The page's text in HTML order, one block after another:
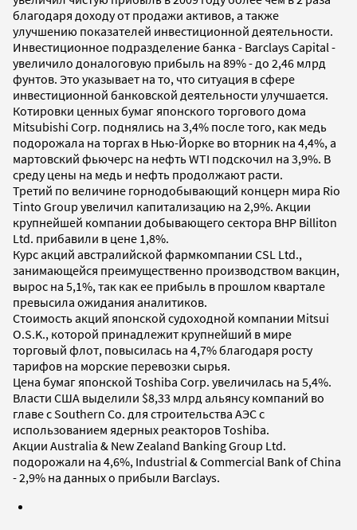
благодаря доходу от продажи активов, а также
улучшению показателей инвестиционной деятельности.
Инвестиционное подразделение банка - Barclays Capital -
увеличило доналоговую прибыль на 89% - до 2,46 млрд
фунтов. Это указывает на то, что ситуация в сфере
инвестиционной банковской деятельности улучшается.
Котировки ценных бумаг японского торгового дома
Mitsubishi Corp. поднялись на 3,4% после того, как медь
подорожала на торгах в Нью-Йорке во вторник на 4,4%, а
мартовский фьючерс на нефть WTI подскочил на 3,9%. В
среду цены на медь и нефть продолжают расти.
Третий по величине горнодобывающий концерн мира Rio
Tinto Group увеличил капитализацию на 2,9%. Акции
крупнейшей компании добывающего сектора BHP Billiton
Ltd. прибавили в цене 1,8%.
Курс акций австралийской фармкомпании CSL Ltd.,
занимающейся преимущественно производством вакцин,
вырос на 5,1%, так как ее прибыль в прошлом квартале
превысила ожидания аналитиков.
Стоимость акций японской судоходной компании Mitsui
O.S.K., которой принадлежит крупнейший в мире
торговый флот, повысилась на 4,7% благодаря росту
тарифов на морские перевозки сырья.
Цена бумаг японской Toshiba Corp. увеличилась на 5,4%.
Власти США выделили $8,33 млрд альянсу компаний во
главе с Southern Co. для строительства АЭС с
использованием ядерных реакторов Toshiba.
Акции Australia & New Zealand Banking Group Ltd.
подорожали на 4,6%, Industrial & Commercial Bank of China
- 2,9% на данных о прибыли Barclays.